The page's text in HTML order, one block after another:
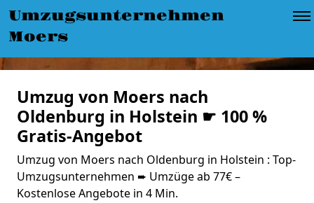
Umzugsunternehmen
Moers
Umzug von Moers nach
Oldenburg in Holstein ☛ 100 %
Gratis-Angebot
Umzug von Moers nach Oldenburg in Holstein : Top-
Umzugsunternehmen ➨ Umzüge ab 77€ –
Kostenlose Angebote in 4 Min.